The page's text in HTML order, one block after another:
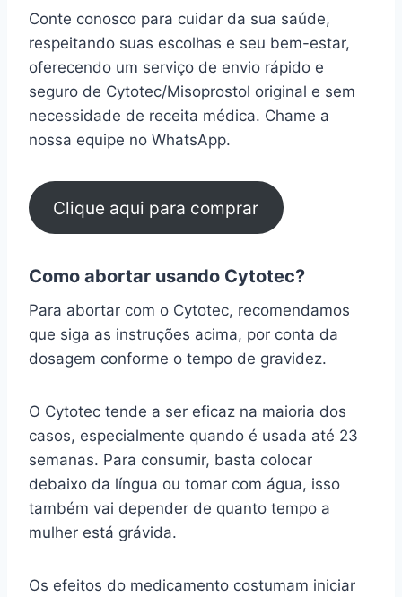
Conte conosco para cuidar da sua saúde,
respeitando suas escolhas e seu bem-estar,
oferecendo um serviço de envio rápido e
seguro de Cytotec/Misoprostol original e sem
necessidade de receita médica. Chame a
nossa equipe no WhatsApp.
Clique aqui para comprar
Como abortar usando Cytotec?
Para abortar com o Cytotec, recomendamos
que siga as instruções acima, por conta da
dosagem conforme o tempo de gravidez.
O Cytotec tende a ser eficaz na maioria dos
casos, especialmente quando é usada até 23
semanas. Para consumir, basta colocar
debaixo da língua ou tomar com água, isso
também vai depender de quanto tempo a
mulher está grávida.
Os efeitos do medicamento costumam iniciar